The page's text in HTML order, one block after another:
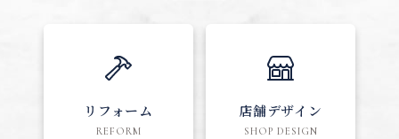
リフォーム
REFORM
店舗デザイン
SHOP DESIGN